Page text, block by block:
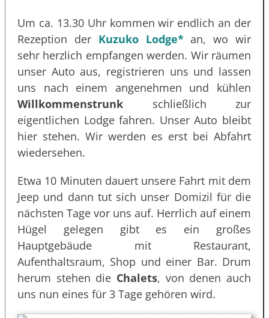
Um ca. 13.30 Uhr kommen wir endlich an der
Rezeption der Kuzuko Lodge*an, wo wir
sehr herzlich empfangen werden. Wir räumen
unser Auto aus, registrieren uns und lassen
uns nach einem angenehmen und kühlen
Willkommenstrunk schließlich zur
eigentlichen Lodge fahren. Unser Auto bleibt
hier stehen. Wir werden es erst bei Abfahrt
wiedersehen.
Etwa 10 Minuten dauert unsere Fahrt mit dem
Jeep und dann tut sich unser Domizil für die
nächsten Tage vor uns auf. Herrlich auf einem
Hügel gelegen gibt es ein großes
Hauptgebäude mit Restaurant,
Aufenthaltsraum, Shop und einer Bar. Drum
herum stehen die Chalets, von denen auch
uns nun eines für 3 Tage gehören wird.